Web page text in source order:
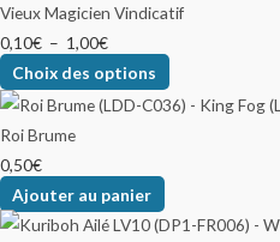
Vieux Magicien Vindicatif
0,10€ – 1,00€
Choix des options
Roi Brume
0,50€
Ajouter au panier